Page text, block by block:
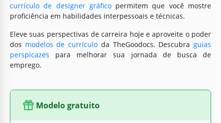
currículo de designer gráficopermitem que você mostre
proficiência em habilidades interpessoais e técnicas.
Eleve suas perspectivas de carreira hoje e aproveite o poder
dos modelos de currículo da TheGoodocs. Descubraguias
perspicazes para melhorar sua jornada de busca de
emprego.
Modelo gratuito